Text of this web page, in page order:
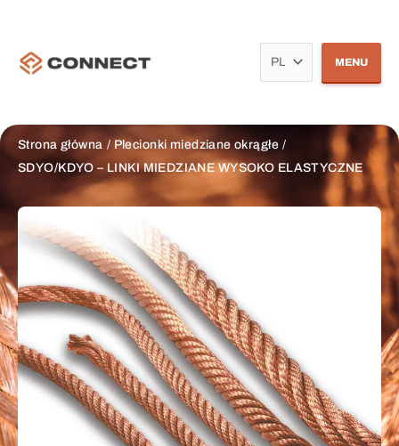
język
MENU
Strona główna
Plecionki miedziane okrągłe
SDYO/KDYO – LINKI MIEDZIANE WYSOKO ELASTYCZNE